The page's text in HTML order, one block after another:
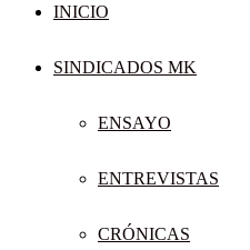
INICIO
SINDICADOS MK
ENSAYO
ENTREVISTAS
CRÓNICAS